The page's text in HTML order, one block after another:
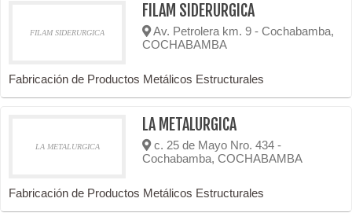
FILAM SIDERURGICA
FILAM SIDERURGICA
Av. Petrolera km. 9 - Cochabamba,
COCHABAMBA
Fabricación de Productos Metálicos Estructurales
LA METALURGICA
LA METALURGICA
c. 25 de Mayo Nro. 434 -
Cochabamba, COCHABAMBA
Fabricación de Productos Metálicos Estructurales